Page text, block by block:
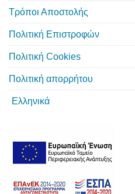
Τρόποι Αποστολής
Πολιτική Επιστροφών
Πολιτική Cookies
Πολιτική απορρήτου
Ελληνικά